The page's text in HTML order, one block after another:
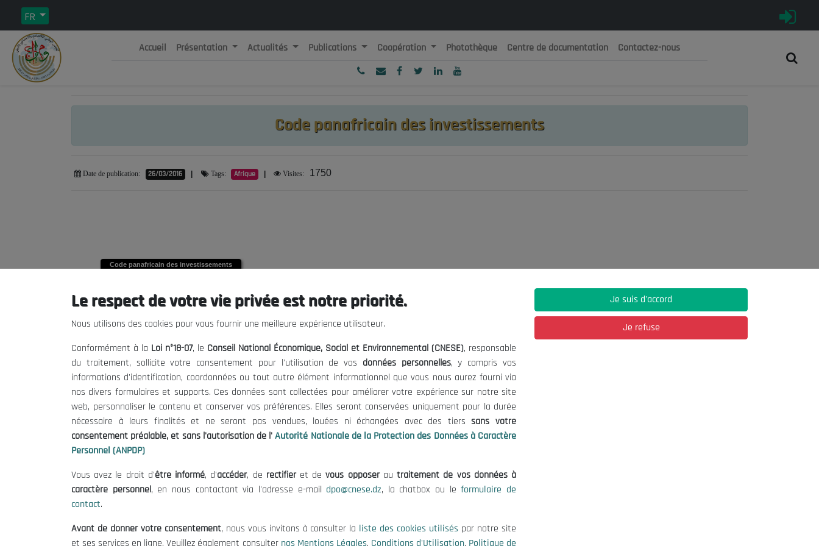
FR
République Algérienne Démocratique et Populaire الجزائرية الديمقراطية الشعبية
Accueil Présentation Actualités Publications Coopération Photothèque Centre de documentation Contactez-nous
Code panafricain des investissements
Date de publication: 26/03/2016 Tags: Afrique Visites: 1750
Code panafricain des investissements
Le CNESE
Le président
Informations utiles
Mentions Légales
Nous Contacter
contact@cnese.dz
Suggestions ou Initiatives ?
Le respect de votre vie privée est notre priorité.
Nous utilisons des cookies pour vous fournir une meilleure expérience utilisateur.
Conformément à la Loi n°18-07, le Conseil National Économique, Social et Environnemental (CNESE), responsable
du traitement, sollicite votre consentement pour l'utilisation de vos données personnelles, y compris vos
informations d'identification, coordonnées ou tout autre élément informationnel que vous nous aurez fourni via
nos divers formulaires et supports. Ces données sont collectées pour améliorer votre expérience sur notre site
web, personnaliser le contenu et conserver vos préférences. Elles seront conservées uniquement pour la durée
nécessaire à leurs finalités et ne seront pas vendues, louées ni échangées avec des tierssans votre
consentement préalable, et sans l'autorisation de l' Autorité Nationale de la Protection des Données à Caractère
Personnel (ANPDP)
Vous avez le droit d'être informé, d'accéder, de rectifieret devous opposerautraitement de vos données à
caractère personnel, en nous contactant via l'adresse e-mail dpo@cnese.dz, la chatbox ou leformulaire de
contact.
Avant de donner votre consentement, nous vous invitons à consulter la liste des cookies utilisés par notre site
et ses services en ligne. Veuillez également consulter nos Mentions Légales, Conditions d'Utilisation, Politique de
Je suis d'accord
Je refuse